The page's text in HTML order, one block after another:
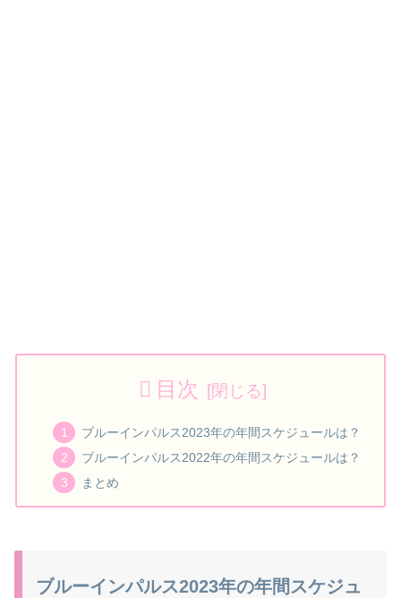
目次
ブルーインパルス2023年の年間スケジュールは？
ブルーインパルス2022年の年間スケジュールは？
まとめ
ブルーインパルス2023年の年間スケジュ